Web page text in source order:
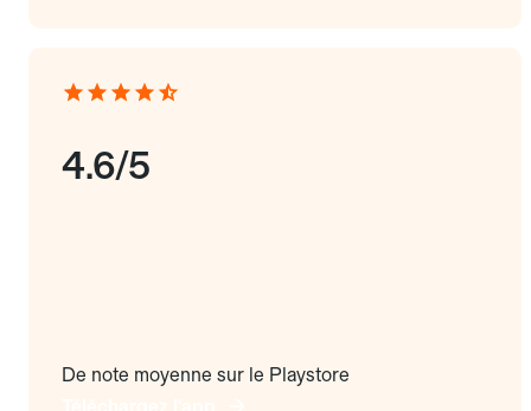
4.6/5
De note moyenne sur le Playstore